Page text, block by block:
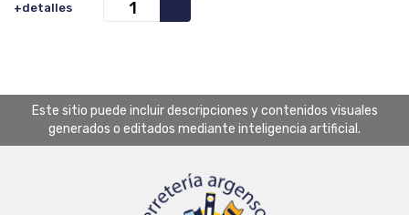
+detalles
Este sitio puede incluir descripciones y contenidos visuales
generados o editados mediante inteligencia artificial.